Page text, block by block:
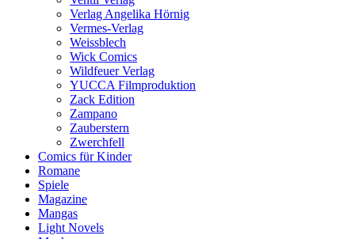
Verlag Angelika Hörnig
Vermes-Verlag
Weissblech
Wick Comics
Wildfeuer Verlag
YUCCA Filmproduktion
Zack Edition
Zampano
Zauberstern
Zwerchfell
Comics für Kinder
Romane
Spiele
Magazine
Mangas
Light Novels